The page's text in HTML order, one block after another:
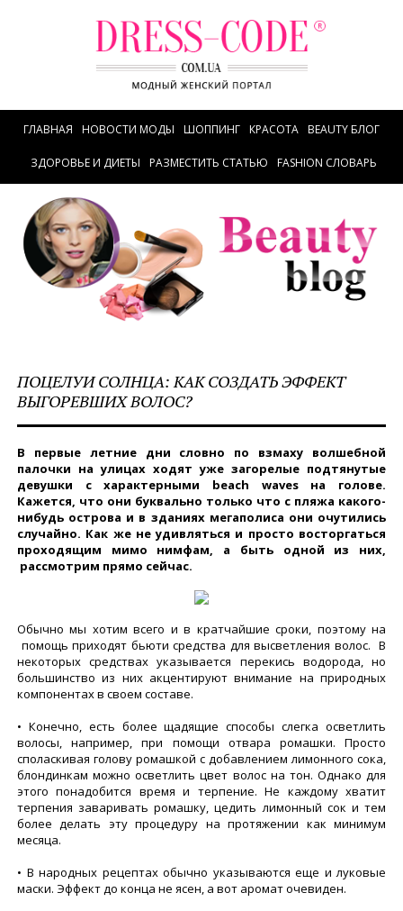
ГЛАВНАЯ НОВОСТИ МОДЫ ШОППИНГ КРАСОТА BEAUTY БЛОГ
ЗДОРОВЬЕ И ДИЕТЫ РАЗМЕСТИТЬ СТАТЬЮ FASHION СЛОВАРЬ
ПОЦЕЛУИ СОЛНЦА: КАК СОЗДАТЬ ЭФФЕКТ
ВЫГОРЕВШИХ ВОЛОС?
В первые летние дни словно по взмаху волшебной
палочки на улицах ходят уже загорелые подтянутые
девушки с характерными beach waves на голове.
Кажется, что они буквально только что с пляжа какого-
нибудь острова и в зданиях мегаполиса они очутились
случайно. Как же не удивляться и просто восторгаться
проходящим мимо нимфам, а быть одной из них,
рассмотрим прямо сейчас.
Обычно мы хотим всего и в кратчайшие сроки, поэтому на
помощь приходят бьюти средства для высветления волос. В
некоторых средствах указывается перекись водорода, но
большинство из них акцентируют внимание на природных
компонентах в своем составе.
• Конечно, есть более щадящие способы слегка осветлить
волосы, например, при помощи отвара ромашки. Просто
споласкивая голову ромашкой с добавлением лимонного сока,
блондинкам можно осветлить цвет волос на тон. Однако для
этого понадобится время и терпение. Не каждому хватит
терпения заваривать ромашку, цедить лимонный сок и тем
более делать эту процедуру на протяжении как минимум
месяца.
• В народных рецептах обычно указываются еще и луковые
маски. Эффект до конца не ясен, а вот аромат очевиден.